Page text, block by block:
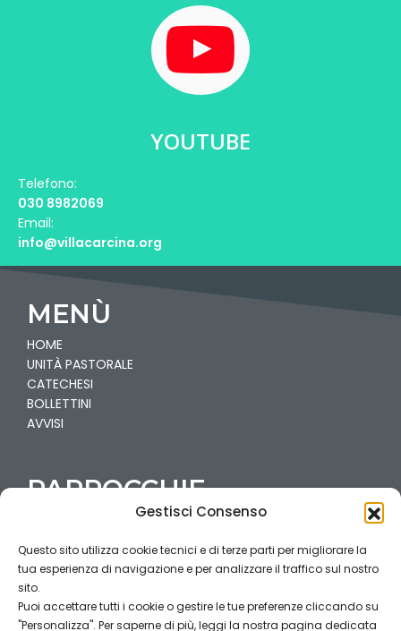
Gestisci Consenso
Questo sito utilizza cookie tecnici e di terze parti per migliorare la
tua esperienza di navigazione e per analizzare il traffico sul nostro
sito.
Puoi accettare tutti i cookie o gestire le tue preferenze cliccando su
"Personalizza". Per saperne di più, leggi la nostra pagina dedicata
YOUTUBE
Telefono:
030 8982069
Email:
info@villacarcina.org
MENÙ
HOME
UNITÀ PASTORALE
CATECHESI
BOLLETTINI
AVVISI
PARROCCHIE
CAILINA
COGOZZO